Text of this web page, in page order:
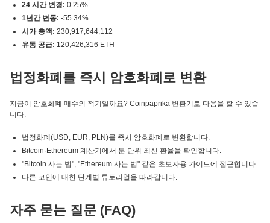
24 시간 변경: 0.25%
1년간 변동: -55.34%
시가 총액: 230,917,644,112
유통 공급: 120,426,316 ETH
법정화폐를 즉시 암호화폐로 변환
지금이 암호화폐 매수의 적기일까요? Coinpaprika 변환기로 다음을 할 수 있습
니다:
법정화폐(USD, EUR, PLN)를 즉시 암호화폐로 변환합니다.
Bitcoin·Ethereum 계산기에서 분 단위 최신 환율을 확인합니다.
"Bitcoin 사는 법", "Ethereum 사는 법" 같은 초보자용 가이드에 접근합니다.
다른 코인에 대한 단계별 튜토리얼을 따라갑니다.
자주 묻는 질문 (FAQ)